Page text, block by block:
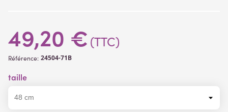
49,20 € (TTC)
Référence: 24504-71B
taille